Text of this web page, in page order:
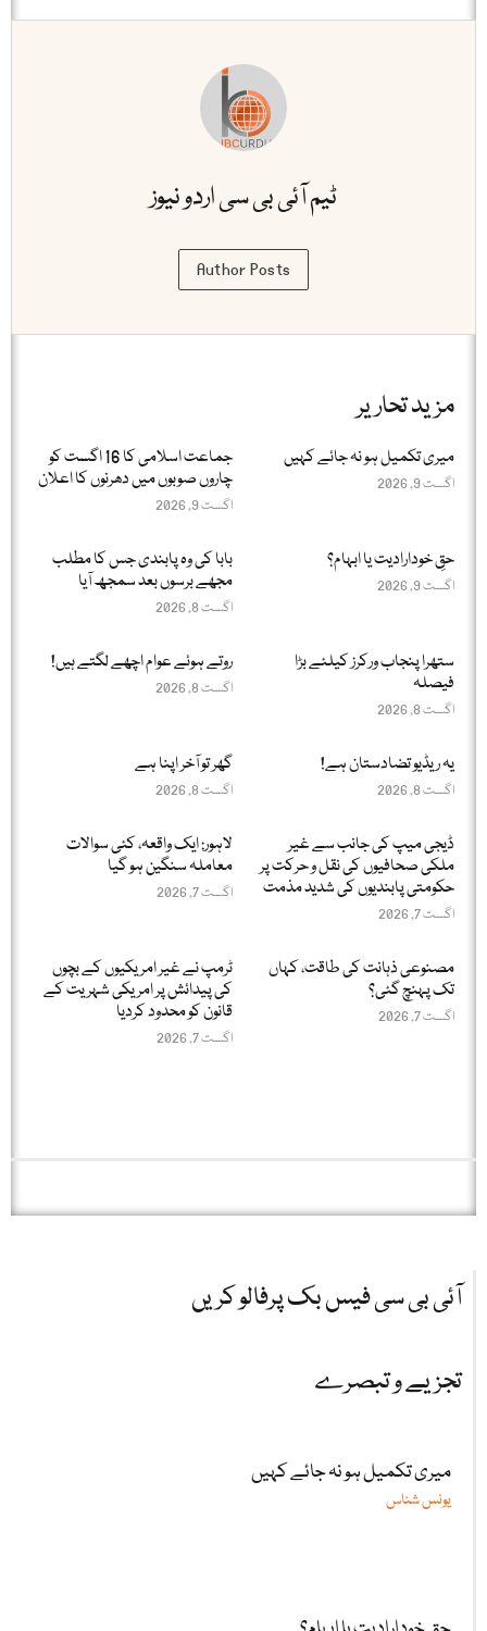
ٹیم آئی بی سی اردو نیوز
Author Posts
مزید تحاریر
میری تکمیل ہو نہ جائے کہیں
اگست 9, 2026
جماعت اسلامی کا 16 اگست کو
چاروں صوبوں میں دھرنوں کا اعلان
اگست 9, 2026
حقِ خودارادیت یا ابہام؟
اگست 9, 2026
بابا کی وہ پابندی جس کا مطلب
مجھے برسوں بعد سمجھ آیا
اگست 8, 2026
ستھرا پنجاب ورکرز کیلئے بڑا
فیصلہ
اگست 8, 2026
روتے ہوئے عوام اچھے لگتے ہیں!
اگست 8, 2026
یہ ریڈیو تضادستان ہے!
اگست 8, 2026
گھر تو آخر اپنا ہے
اگست 8, 2026
ڈیجی میپ کی جانب سے غیر
ملکی صحافیوں کی نقل و حرکت پر
حکومتی پابندیوں کی شدید مذمت
اگست 7, 2026
لاہور: ایک واقعہ، کئی سوالات
معاملہ سنگین ہو گیا
اگست 7, 2026
مصنوعی ذہانت کی طاقت، کہاں
تک پہنچ گئی؟
اگست 7, 2026
ٹرمپ نے غیر امریکیوں کے بچوں
کی پیدائش پر امریکی شہریت کے
قانون کو محدود کردیا
اگست 7, 2026
آئی بی سی فیس بک پرفالو کریں
تجزیے و تبصرے
میری تکمیل ہو نہ جائے کہیں
یونس شناس